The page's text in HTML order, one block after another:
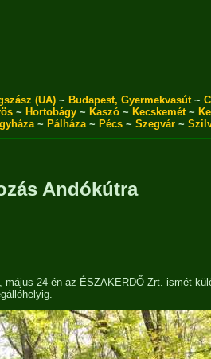
(UA)~ Budapest, Gyermekvasút~
~ Hortobágy ~ Kaszó ~ Kecskemét~
~ Pálháza~ Pécs~ Szegvár~
Andókútra
május 24-én az ÉSZAKERDŐ Zrt. ismét